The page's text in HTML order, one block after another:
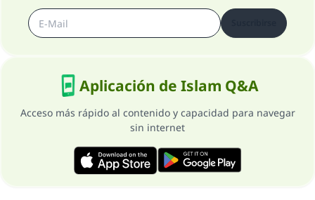
Aplicación de Islam Q&A
Acceso más rápido al contenido y capacidad para navegar
sin internet